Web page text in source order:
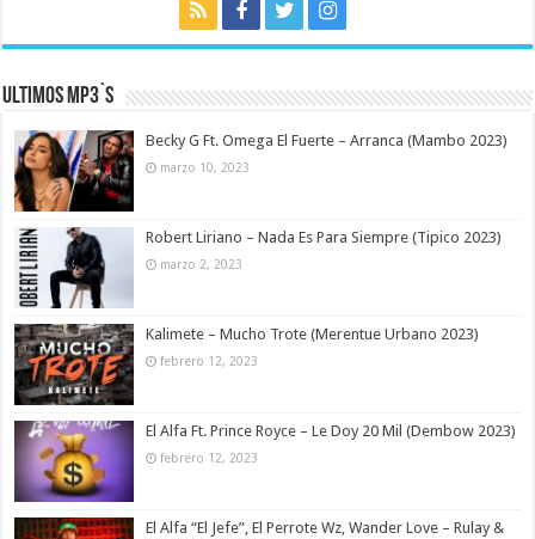
Ultimos MP3`s
Becky G Ft. Omega El Fuerte – Arranca (Mambo 2023)
marzo 10, 2023
Robert Liriano – Nada Es Para Siempre (Tipico 2023)
marzo 2, 2023
Kalimete – Mucho Trote (Merentue Urbano 2023)
febrero 12, 2023
El Alfa Ft. Prince Royce – Le Doy 20 Mil (Dembow 2023)
febrero 12, 2023
El Alfa “El Jefe”, El Perrote Wz, Wander Love – Rulay &